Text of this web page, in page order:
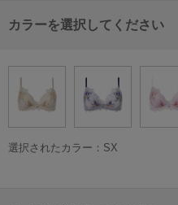
カラーを選択してください
選択されたカラー：SX